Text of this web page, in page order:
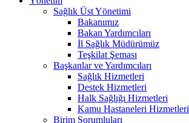
Sağlık Üst Yönetimi
Bakanımız
Bakan Yardımcıları
İl Sağlık Müdürümüz
Teşkilat Şeması
Başkanlar ve Yardımcıları
Sağlık Hizmetleri
Destek Hizmetleri
Halk Sağlığı Hizmetleri
Kamu Hastaneleri Hizmetleri
Birim Sorumluları